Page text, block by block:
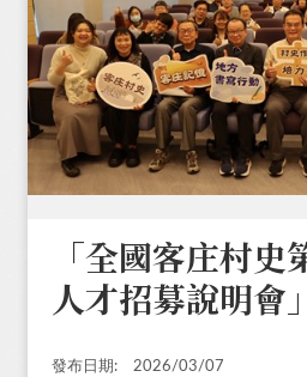
「全國客庄村
人才招募說明會」
發布日期: 2026/03/07